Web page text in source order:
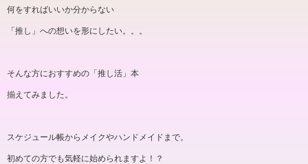
何をすればいいか分からない
「推し」への想いを形にしたい。。。
そんな方におすすめの「推し活」本
揃えてみました。
スケジュール帳からメイクやハンドメイドまで。
初めての方でも気軽に始められますよ！？